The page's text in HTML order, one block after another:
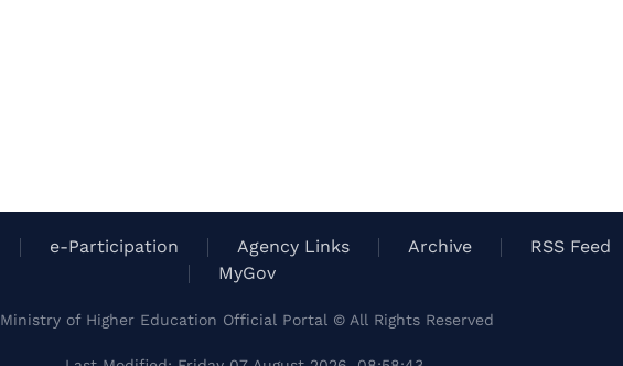
e-Participation Agency Links Archive
RSS Feed
MyGov
Ministry of Higher Education Official Portal © All Rights Reserved